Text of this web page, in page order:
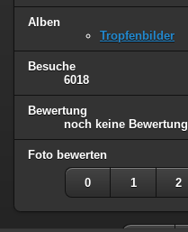
Alben
Tropfenbilder
Besuche
6018
Bewertung
noch keine Bewertung
Foto bewerten
0 1 2